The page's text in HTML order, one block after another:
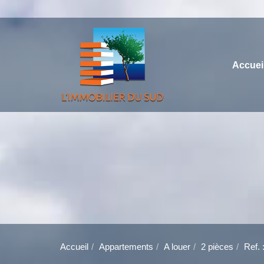
Accueil Appartements A louer 2 pièces Ref.